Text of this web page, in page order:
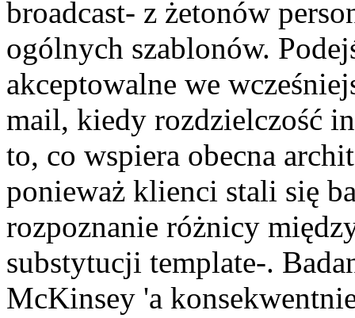
broadcast- z żetonów
ogólnych szablonów.
akceptowalne we
mail, kiedy rozdzielczość
to, co wspiera obecna
ponieważ klienci stali się
rozpoznanie różnicy
substytucji template-.
McKinsey 'a